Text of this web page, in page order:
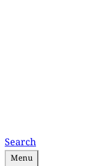
Search
Menu